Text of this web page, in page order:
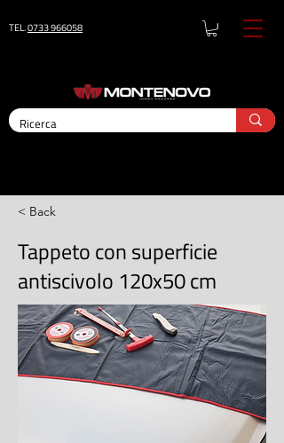
TEL.0733 966058
< Back
Tappeto con superficie
antiscivolo 120x50 cm